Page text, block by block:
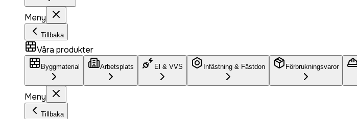
Meny
Tillbaka
Våra produkter
Byggmaterial Arbetsplats El & VVS Infästning & Fästdon Förbrukningsvaror
Meny
Tillbaka